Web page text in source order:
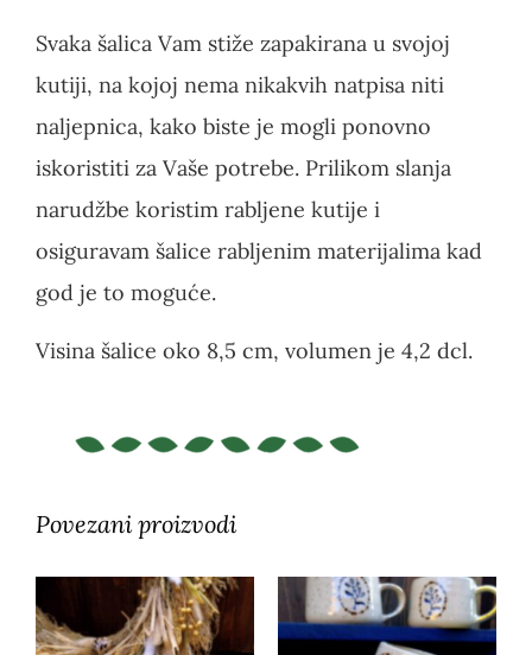
Svaka šalica Vam stiže zapakirana u svojoj
kutiji, na kojoj nema nikakvih natpisa niti
naljepnica, kako biste je mogli ponovno
iskoristiti za Vaše potrebe. Prilikom slanja
narudžbe koristim rabljene kutije i
osiguravam šalice rabljenim materijalima kad
god je to moguće.
Visina šalice oko 8,5 cm, volumen je 4,2 dcl.
Povezani proizvodi